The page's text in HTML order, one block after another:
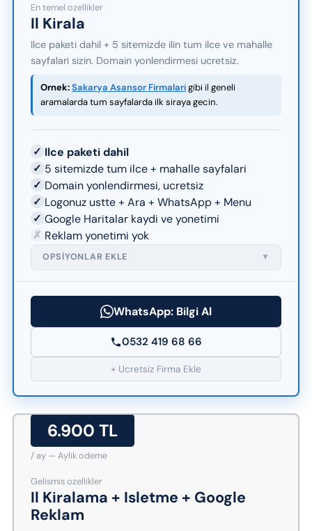
En temel ozellikler
Il Kirala
Ilce paketi dahil + 5 sitemizde ilin tum ilce ve mahalle
sayfalari sizin. Domain yonlendirmesi ucretsiz.
Ornek:Sakarya Asansor Firmalarigibi il geneli
aramalarda tum sayfalarda ilk siraya gecin.
✓ Ilce paketi dahil
✓ 5 sitemizde tum ilce + mahalle sayfalari
✓ Domain yonlendirmesi, ucretsiz
✓ Logonuz ustte + Ara + WhatsApp + Menu
✓ Google Haritalar kaydi ve yonetimi
✗ Reklam yonetimi yok
OPSIYONLAR EKLE ▼
WhatsApp: Bilgi Al
0532 419 68 66
+ Ucretsiz Firma Ekle
6.900 TL
/ ay — Aylik odeme
Gelismis ozellikler
Il Kiralama + Isletme + Google
Reklam